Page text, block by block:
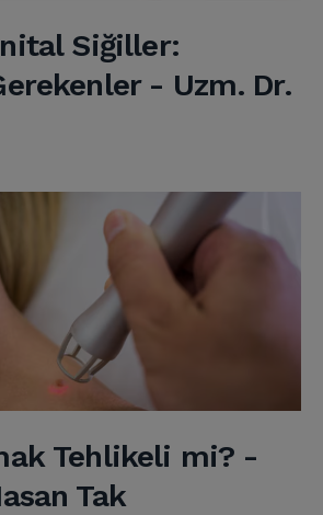
Siğiller:
- Uzm. Dr.
Tehlikeli mi? -
Tak